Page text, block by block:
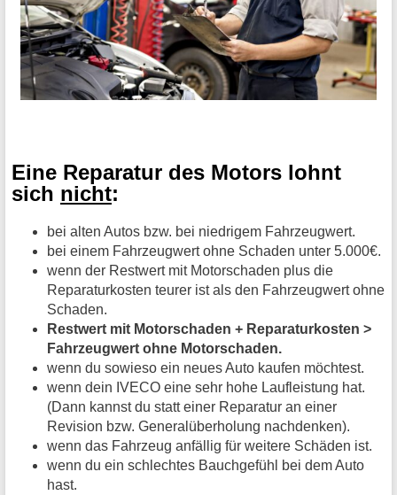
Eine Reparatur des Motors lohnt
sich nicht:
bei alten Autos bzw. bei niedrigem Fahrzeugwert.
bei einem Fahrzeugwert ohne Schaden unter 5.000€.
wenn der Restwert mit Motorschaden plus die
Reparaturkosten teurer ist als den Fahrzeugwert ohne
Schaden.
Restwert mit Motorschaden + Reparaturkosten >
Fahrzeugwert ohne Motorschaden.
wenn du sowieso ein neues Auto kaufen möchtest.
wenn dein IVECO eine sehr hohe Laufleistung hat.
(Dann kannst du statt einer Reparatur an einer
Revision bzw. Generalüberholung nachdenken).
wenn das Fahrzeug anfällig für weitere Schäden ist.
wenn du ein schlechtes Bauchgefühl bei dem Auto
hast.